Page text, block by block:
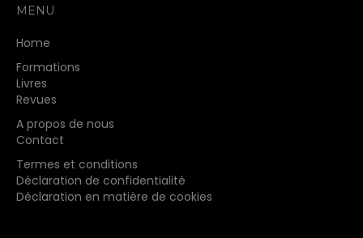
MENU
Home
Formations
Livres
Revues
A propos de nous
Contact
Termes et conditions
Déclaration de confidentialité
Déclaration en matière de cookies